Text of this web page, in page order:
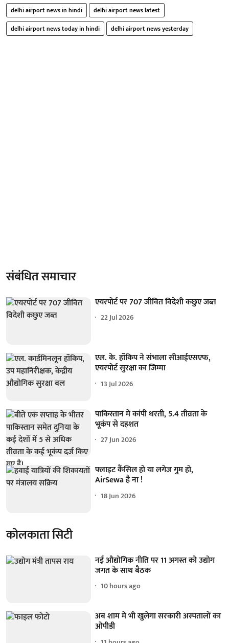
delhi airport news in hindi
delhi airport news latest
delhi airport news today in hindi
delhi airport news yesterday
संबंधित समाचार
एयरपोर्ट पर 707 जीवित विदेशी कछुए जब्त
22 Jul 2026
एल. के. हॉंकिप ने संभाला सीआईएसएफ,
एयरपोर्ट सुरक्षा का जिम्मा
13 Jul 2026
पाकिस्तान में कांपी धरती, 5.4 तीव्रता के
भूकंप से दहशत
27 Jun 2026
फ्लाइट कैंसिल हो या लगेज गुम हो,
AirSewa है ना !
18 Jun 2026
कोलकाता सिटी
नई औद्योगिक नीति पर 11 अगस्त को उद्योग
जगत के साथ बैठक
10 hours ago
अब शाम में भी खुलेगा सरकारी अस्पतालों का
ओपीडी